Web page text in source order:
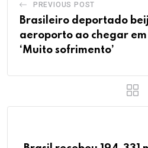
PREVIOUS POST
Brasileiro deportado
aeroporto ao chegar em
‘Muito sofrimento’